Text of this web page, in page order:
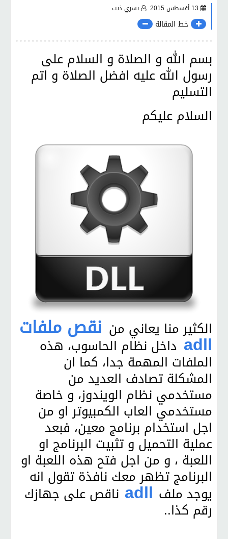
13 أغسطس 2015 يسري ذيب
خط المقالة
بسم الله و الصلاة و السلام على
رسول الله عليه افضل الصلاة و اتم
التسليم
السلام عليكم
الكثير منا يعاني من نقص ملفات
adll داخل نظام الحاسوب، هذه
الملفات المهمة جدا، كما ان
المشكلة تصادف العديد من
مستخدمي نظام الويندوز، و خاصة
مستخدمي العاب الكمبيوتر او من
اجل استخدام برنامج معين، فبعد
عملية التحميل و تثبيت البرنامج او
اللعبة ، و من اجل فتح هذه اللعبة او
البرنامج تظهر معك نافذة تقول انه
يوجد ملف adll ناقص على جهازك
رقم كذا..